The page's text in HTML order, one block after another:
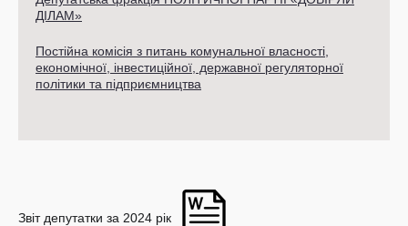
ДІЛАМ»
Постійна комісія з питань комунальної власності,
економічної, інвестиційної, державної регуляторної
політики та підприємництва
Звіт депутатки за 2024 рік